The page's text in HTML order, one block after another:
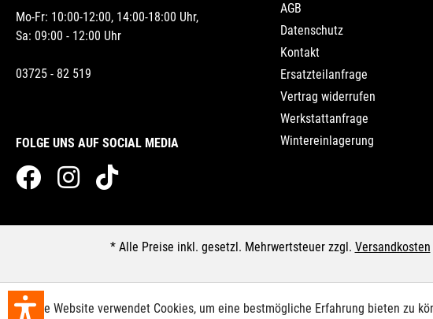
Mo-Fr: 10:00-12:00, 14:00-18:00 Uhr,
Sa: 09:00 - 12:00 Uhr
03725 - 82 519
FOLGE UNS AUF SOCIAL MEDIA
AGB
Datenschutz
Kontakt
Ersatzteilanfrage
Vertrag widerrufen
Werkstattanfrage
Wintereinlagerung
* Alle Preise inkl. gesetzl. Mehrwertsteuer zzgl. Versandkosten
Diese Website verwendet Cookies, um eine bestmögliche Erfahrung bieten zu